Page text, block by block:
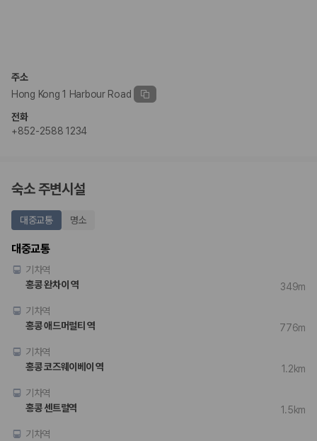
주소
Hong Kong 1 Harbour Road
전화
+852-2588 1234
숙소 주변시설
대중교통 명소
대중교통
기차역
홍콩 완차이 역
349m
기차역
홍콩 애드머럴티 역
776m
기차역
홍콩 코즈웨이베이 역
1.2km
기차역
홍콩 센트럴역
1.5km
기차역